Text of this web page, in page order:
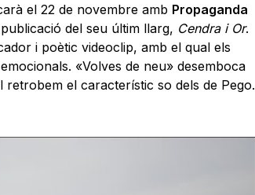
el 22 de novembre amb Propaganda
del seu últim llarg, Cendra i Or.
i poètic videoclip, amb el qual els
«Volves de neu» desemboca
el característic so dels de Pego.